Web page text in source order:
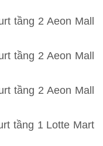
tầng 2 Aeon Mall
tầng 2 Aeon Mall
tầng 2 Aeon Mall
tầng 1 Lotte Mart